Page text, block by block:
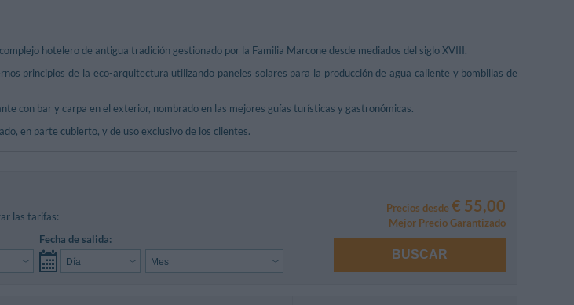
hotelero de antigua tradición gestionado por la Familia Marcone desde mediados del siglo XVIII.
principios de la eco-arquitectura utilizando paneles solares para la producción de agua caliente y bombillas de
con bar y carpa en el exterior, nombrado en las mejores guías turísticas y gastronómicas.
en parte cubierto, y de uso exclusivo de los clientes.
las tarifas:
Fecha de salida:
Precios desde€ 55,00
Mejor Precio Garantizado
BUSCAR